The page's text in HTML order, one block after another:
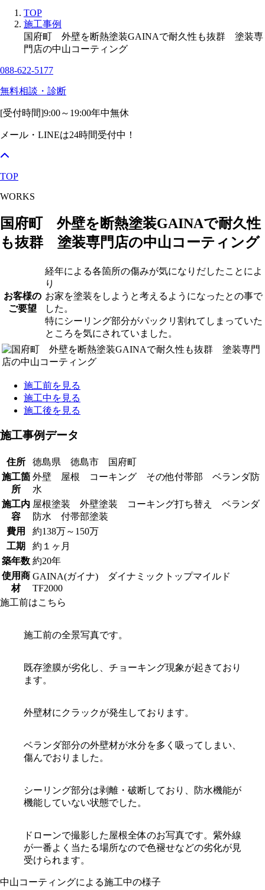
TOP
施工事例
国府町 外壁を断熱塗装GAINAで耐久性も抜群 塗装専
門店の中山コーティング
088-622-5177
無料相談・診断
[受付時間]9:00～19:00年中無休
メール・LINEは24時間受付中！
TOP
WORKS
国府町 外壁を断熱塗装GAINAで耐久性
も抜群 塗装専門店の中山コーティング
お客様の
ご要望
経年による各箇所の傷みが気になりだしたことによ
り
お家を塗装をしようと考えるようになったとの事で
した。
特にシーリング部分がパックリ割れてしまっていた
ところを気にされていました。
施工前を見る
施工中を見る
施工後を見る
施工事例データ
住所
徳島県 徳島市 国府町
施工箇
所
外壁 屋根 コーキング その他付帯部 ベランダ防
水
施工内
容
屋根塗装 外壁塗装 コーキング打ち替え ベランダ
防水 付帯部塗装
費用
約138万～150万
工期
約１ヶ月
築年数 約20年
使用商
材
GAINA(ガイナ) ダイナミックトップマイルド
TF2000
施工前はこちら
施工前の全景写真です。
既存塗膜が劣化し、チョーキング現象が起きており
ます。
外壁材にクラックが発生しております。
ベランダ部分の外壁材が水分を多く吸ってしまい、
傷んでおりました。
シーリング部分は剥離・破断しており、防水機能が
機能していない状態でした。
ドローンで撮影した屋根全体のお写真です。紫外線
が一番よく当たる場所なので色褪せなどの劣化が見
受けられます。
中山コーティングによる施工中の様子